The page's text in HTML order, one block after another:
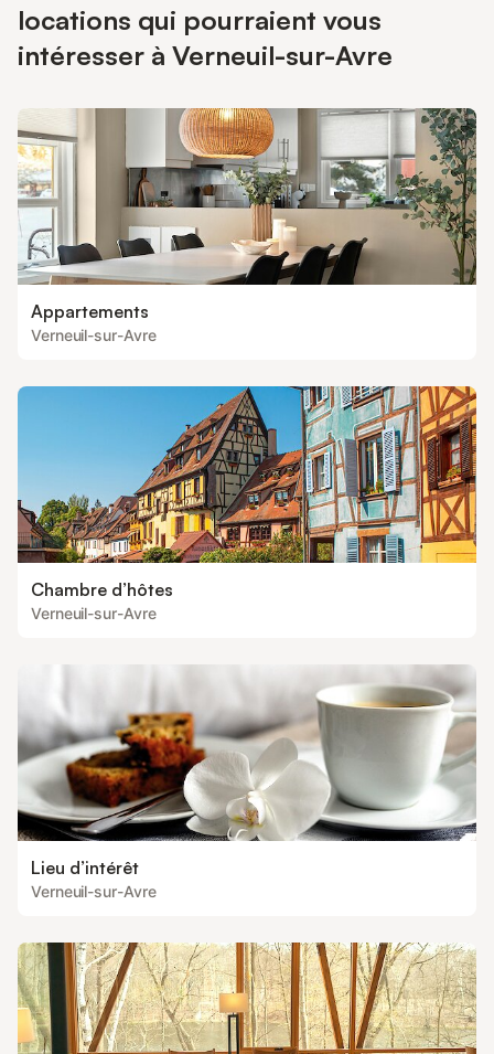
locations qui pourraient vous
intéresser à Verneuil-sur-Avre
Appartements
Verneuil-sur-Avre
Chambre d’hôtes
Verneuil-sur-Avre
Lieu d’intérêt
Verneuil-sur-Avre